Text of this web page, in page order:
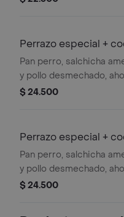
Perrazo especial +
cero 400ml
Pan perro, salchicha
y pollo desmechado,
de champiñones, queso
$ 24.500
Perrazo especial +
original
Pan perro, salchicha
y pollo desmechado,
de champiñones, queso
$ 24.500